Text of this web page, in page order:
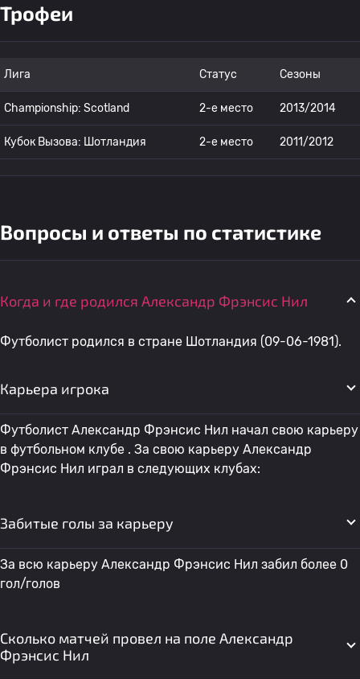
Трофеи
Лига Статус Сезоны
Championship: Scotland 2-е место 2013/2014
Кубок Вызова: Шотландия 2-е место 2011/2012
Вопросы и ответы по статистике
Когда и где родился Александр Фрэнсис Нил
Футболист родился в стране Шотландия (09-06-1981).
Карьера игрока
Футболист Александр Фрэнсис Нил начал свою карьеру
в футбольном клубе . За свою карьеру Александр
Фрэнсис Нил играл в следующих клубах:
Забитые голы за карьеру
За всю карьеру Александр Фрэнсис Нил забил более 0
гол/голов
Сколько матчей провел на поле Александр
Фрэнсис Нил